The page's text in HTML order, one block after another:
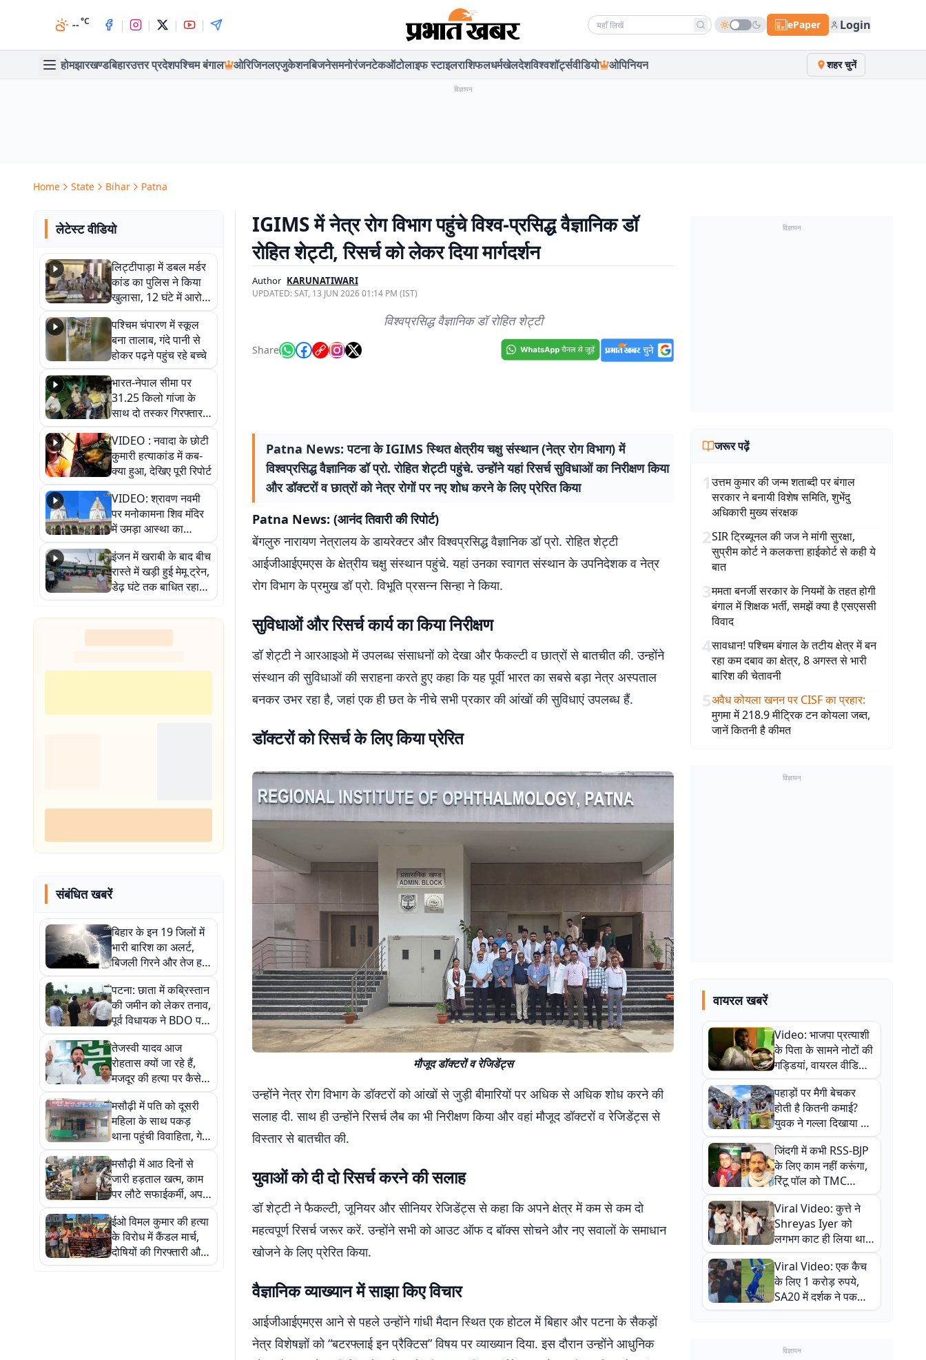
--°C | | | | Search news ePaper Login
होमझारखण्डबिहारउत्तर प्रदेशपश्चिम बंगाल ओरिजिनलएजुकेशनबिजनेसमनोरंजनटेकऑटोलाइफ स्टाइलराशिफलधर्मखेलदेशविश्वशॉर्ट्सवीडियो ओपिनियन शहर चुनें
विज्ञापन
Home State Bihar Patna
लेटेस्ट वीडियो
लिट्टीपाड़ा में डबल मर्डर
कांड का पुलिस ने किया
खुलासा, 12 घंटे में आरोपी
गिरफ्तार
पश्चिम चंपारण में स्कूल
बना तालाब, गंदे पानी से
होकर पढ़ने पहुंच रहे बच्चे
भारत-नेपाल सीमा पर
31.25 किलो गांजा के
साथ दो तस्कर गिरफ्तार,
नेपाली नंबर की बाइक
जब्त
VIDEO : नवादा के छोटी
कुमारी हत्याकांड में कब-
क्या हुआ, देखिए पूरी रिपोर्ट
VIDEO: श्रावण नवमी
पर मनोकामना शिव मंदिर
में उमड़ा आस्था का
सैलाब, हर-हर महादेव के
जयघोष से गूंजा परिसर
इंजन में खराबी के बाद बीच
रास्ते में खड़ी हुई मेमू ट्रेन,
डेढ़ घंटे तक बाधित रहा
आवागमन
संबंधित खबरें
बिहार के इन 19 जिलों में
भारी बारिश का अलर्ट,
बिजली गिरने और तेज हवा
का भी खतरा
पटना: छाता में कब्रिस्तान
की जमीन को लेकर तनाव,
पूर्व विधायक ने BDO पर
लगाए गंभीर आरोप
तेजस्वी यादव आज
रोहतास क्यों जा रहे हैं,
मजदूर की हत्या पर कैसे
चढ़ायेंगे राजनीतिक रंग,
जानिए पूरी कहानी…
मसौढ़ी में पति को दूसरी
महिला के साथ पकड़
थाना पहुंची विवाहिता, गेट
पर ही पति-पत्नी में मारपीट
मसौढ़ी में आठ दिनों से
जारी हड़ताल खत्म, काम
पर लौटे सफाईकर्मी, अपनी
मांगों को लेकर धरना दे रहे
थे
ईओ विमल कुमार की हत्या
के विरोध में कैंडल मार्च,
दोषियों की गिरफ्तारी और
मुआवजा समेत सरकारी
IGIMS में नेत्र रोग विभाग पहुंचे विश्व-प्रसिद्ध वैज्ञानिक डॉ
रोहित शेट्टी, रिसर्च को लेकर दिया मार्गदर्शन
Author KARUNATIWARI
UPDATED:SAT, 13 JUN 2026 01:14 PM (IST)
विश्वप्रसिद्ध वैज्ञानिक डॉ रोहित शेट्टी
Share
Patna News: पटना के IGIMS स्थित क्षेत्रीय चक्षु संस्थान (नेत्र रोग विभाग) में
विश्वप्रसिद्ध वैज्ञानिक डॉ प्रो. रोहित शेट्टी पहुंचे. उन्होंने यहां रिसर्च सुविधाओं का निरीक्षण किया
और डॉक्टरों व छात्रों को नेत्र रोगों पर नए शोध करने के लिए प्रेरित किया
Patna News: (आनंद तिवारी की रिपोर्ट)
बेंगलुरु नारायण नेत्रालय के डायरेक्टर और विश्वप्रसिद्ध वैज्ञानिक डॉ प्रो. रोहित शेट्टी
आईजीआईएमएस के क्षेत्रीय चक्षु संस्थान पहुंचे. यहां उनका स्वागत संस्थान के उपनिदेशक व नेत्र
रोग विभाग के प्रमुख डॉ प्रो. विभूति प्रसन्न सिन्हा ने किया.
सुविधाओं और रिसर्च कार्य का किया निरीक्षण
डॉ शेट्टी ने आरआइओ में उपलब्ध संसाधनों को देखा और फैकल्टी व छात्रों से बातचीत की. उन्होंने
संस्थान की सुविधाओं की सराहना करते हुए कहा कि यह पूर्वी भारत का सबसे बड़ा नेत्र अस्पताल
बनकर उभर रहा है, जहां एक ही छत के नीचे सभी प्रकार की आंखों की सुविधाएं उपलब्ध हैं.
डॉक्टरों को रिसर्च के लिए किया प्रेरित
मौजूद डॉक्टरों व रेजिडेंट्स
उन्होंने नेत्र रोग विभाग के डॉक्टरों को आंखों से जुड़ी बीमारियों पर अधिक से अधिक शोध करने की
सलाह दी. साथ ही उन्होंने रिसर्च लैब का भी निरीक्षण किया और वहां मौजूद डॉक्टरों व रेजिडेंट्स से
विस्तार से बातचीत की.
युवाओं को दी दो रिसर्च करने की सलाह
डॉ शेट्टी ने फैकल्टी, जूनियर और सीनियर रेजिडेंट्स से कहा कि अपने क्षेत्र में कम से कम दो
महत्वपूर्ण रिसर्च जरूर करें. उन्होंने सभी को आउट ऑफ द बॉक्स सोचने और नए सवालों के समाधान
खोजने के लिए प्रेरित किया.
वैज्ञानिक व्याख्यान में साझा किए विचार
आईजीआईएमएस आने से पहले उन्होंने गांधी मैदान स्थित एक होटल में बिहार और पटना के सैकड़ों
नेत्र विशेषज्ञों को “बटरफ्लाई इन प्रैक्टिस” विषय पर व्याख्यान दिया. इस दौरान उन्होंने आधुनिक
विज्ञापन
जरूर पढ़ें
1उत्तम कुमार की जन्म शताब्दी पर बंगाल
सरकार ने बनायी विशेष समिति, शुभेंदु
अधिकारी मुख्य संरक्षक
2SIR ट्रिब्यूनल की जज ने मांगी सुरक्षा,
सुप्रीम कोर्ट ने कलकत्ता हाईकोर्ट से कही ये
बात
3ममता बनर्जी सरकार के नियमों के तहत होगी
बंगाल में शिक्षक भर्ती, समझें क्या है एसएससी
विवाद
4सावधान! पश्चिम बंगाल के तटीय क्षेत्र में बन
रहा कम दबाव का क्षेत्र, 8 अगस्त से भारी
बारिश की चेतावनी
5अवैध कोयला खनन पर CISF का प्रहार:
मुगमा में 218.9 मीट्रिक टन कोयला जब्त,
जानें कितनी है कीमत
विज्ञापन
वायरल खबरें
Video: भाजपा प्रत्याशी
के पिता के सामने नोटों की
गड्डियां, वायरल वीडियो
से राजनीति में उबाल,
अजित महतो बोले- TMC
की गंदी चाल
पहाड़ों पर मैगी बेचकर
होती है कितनी कमाई?
युवक ने गल्ला दिखाया तो
नौकरी वालों के खड़े हो गए
कान
जिंदगी में कभी RSS-BJP
के लिए काम नहीं करूंगा,
रिंटू पॉल को TMC
ऑफिस में ले जाकर पीटा,
Video वायरल
Viral Video: कुत्ते ने
Shreyas Iyer को
लगभग काट ही लिया था,
न्यूजीलैंड सीरीज से पहले
बाल-बाल बचे
Viral Video: एक कैच
के लिए 1 करोड़ रुपये,
SA20 में दर्शक ने पकड़ा
एक हाथ से गजब का कैच
विज्ञापन